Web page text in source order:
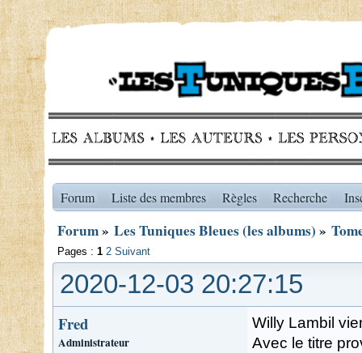
Forum Liste des membres Règles Recherche
Forum» Les Tuniques Bleues (les albums) »
Pages : 1 2 Suivant
2020-12-03 20:27:15
Fred
Administrateur
Willy Lambil
Avec le titre